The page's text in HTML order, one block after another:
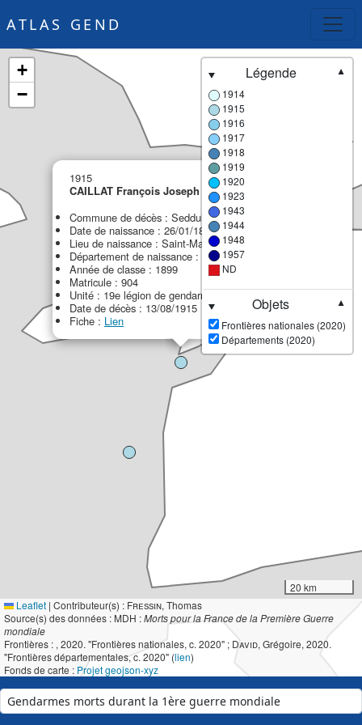
ATLAS GEND
1915
CAILLAT François Joseph
MPF
Commune de décès : Seddul Bahr
Date de naissance : 26/01/1879
Lieu de naissance : Saint-Maurice-de-Gourdans
Département de naissance : 01 - Ain
Année de classe : 1899
Matricule : 904
Unité : 19e légion de gendarmerie (19e LG)
Date de décès : 13/08/1915
Fiche : Lien
+
−
Légende
▼
1914
1915
1916
1917
1918
1919
1920
1923
1943
1944
1948
1957
ND
Objets
▼
Frontières nationales (2020)
Départements (2020)
20 km
Leaflet | Contributeur(s) : Fressin, Thomas
Source(s) des données : MDH :Morts pour la France de la Première Guerre
mondiale
Frontières : , 2020. "Frontières nationales, c. 2020" ; David, Grégoire, 2020.
"Frontières départementales, c. 2020" (lien)
Fonds de carte : Projet geojson-xyz